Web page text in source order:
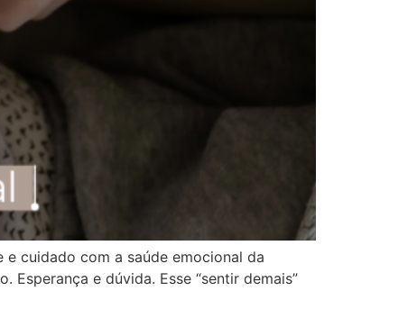
cuidado com a saúde emocional da
e dúvida. Esse “sentir demais”